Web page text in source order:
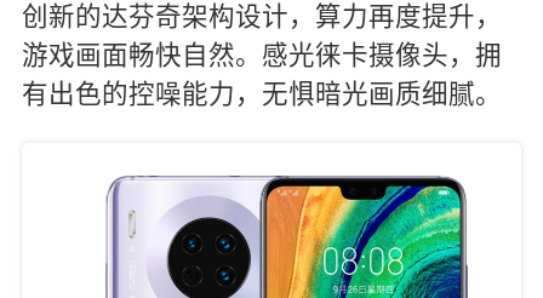
创新的达芬奇架构设计，算力再度提升，
游戏画面畅快自然。感光徕卡摄像头，拥
有出色的控噪能力，无惧暗光画质细腻。